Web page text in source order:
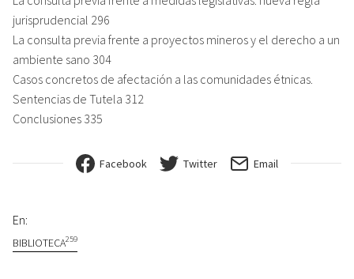
jurisprudencial 296
La consulta previa frente a proyectos mineros y el derecho a un
ambiente sano 304
Casos concretos de afectación a las comunidades étnicas.
Sentencias de Tutela 312
Conclusiones 335
Facebook Twitter Email
En:
BIBLIOTECA259